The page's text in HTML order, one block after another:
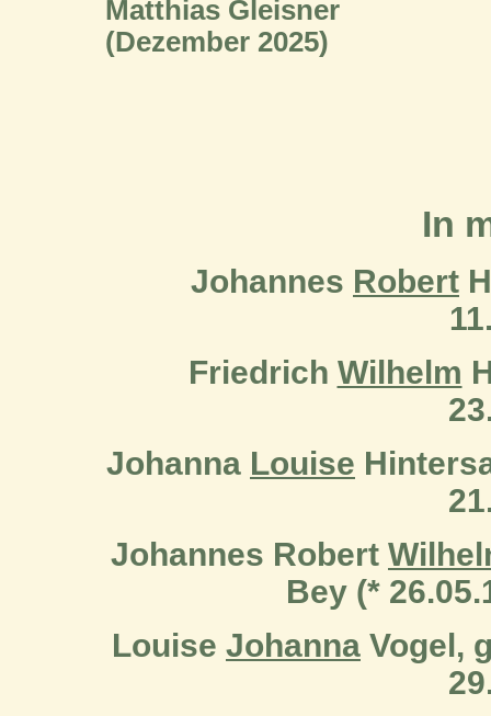
Matthias Gleisner
(Dezember 2025)
In
Johannes Robert
Friedrich Wilhelm
Johanna Louise
Johannes Robert
Bey (*
Louise Johanna Vogel,